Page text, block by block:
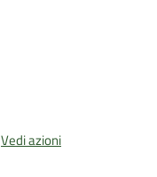
Vedi azioni